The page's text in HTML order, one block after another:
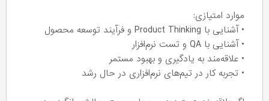
موارد امتیازی:
• آشنایی با Product Thinking و فرآیند توسعه محصول
• آشنایی با QA و تست نرم‌افزار
• علاقه‌مند به یادگیری و بهبود مستمر
• تجربه کار در تیم‌های نرم‌افزاری در حال رشد